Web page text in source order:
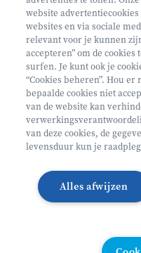
Volg ons op
Volg onze Facebook
Volg onze
Volg onze
Volg onze
Partner van Helan
Algemene voorwaarden
website
websites en via sociale
relevant voor je kunnen
accepteren” om de
surfen. Je kunt ook je
“Cookies beheren”. Hou
bepaalde cookies niet
van de website kan
van deze cookies, de
levensduur kun je
Alles afwijzen